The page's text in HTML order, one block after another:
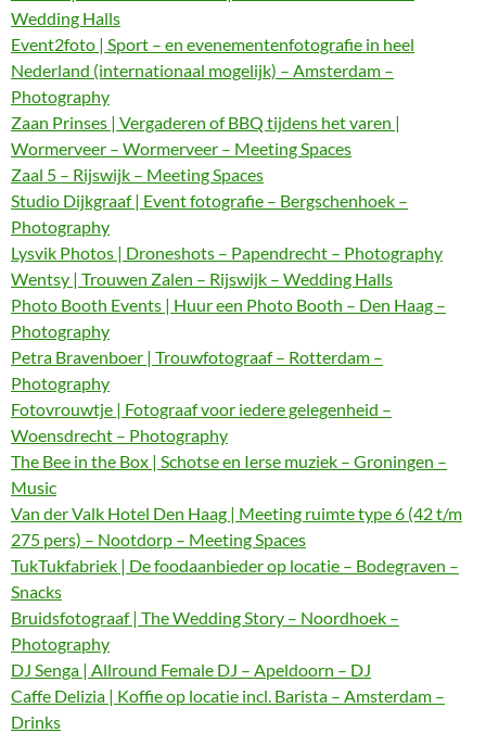
Wedding Halls
Event2foto | Sport – en evenementenfotografie in heel
Nederland (internationaal mogelijk) – Amsterdam –
Photography
Zaan Prinses | Vergaderen of BBQ tijdens het varen |
Wormerveer – Wormerveer – Meeting Spaces
Zaal 5 – Rijswijk – Meeting Spaces
Studio Dijkgraaf | Event fotografie – Bergschenhoek –
Photography
Lysvik Photos | Droneshots – Papendrecht – Photography
Wentsy | Trouwen Zalen – Rijswijk – Wedding Halls
Photo Booth Events | Huur een Photo Booth – Den Haag –
Photography
Petra Bravenboer | Trouwfotograaf – Rotterdam –
Photography
Fotovrouwtje | Fotograaf voor iedere gelegenheid –
Woensdrecht – Photography
The Bee in the Box | Schotse en Ierse muziek – Groningen –
Music
Van der Valk Hotel Den Haag | Meeting ruimte type 6 (42 t/m
275 pers) – Nootdorp – Meeting Spaces
TukTukfabriek | De foodaanbieder op locatie – Bodegraven –
Snacks
Bruidsfotograaf | The Wedding Story – Noordhoek –
Photography
DJ Senga | Allround Female DJ – Apeldoorn – DJ
Caffe Delizia | Koffie op locatie incl. Barista – Amsterdam –
Drinks